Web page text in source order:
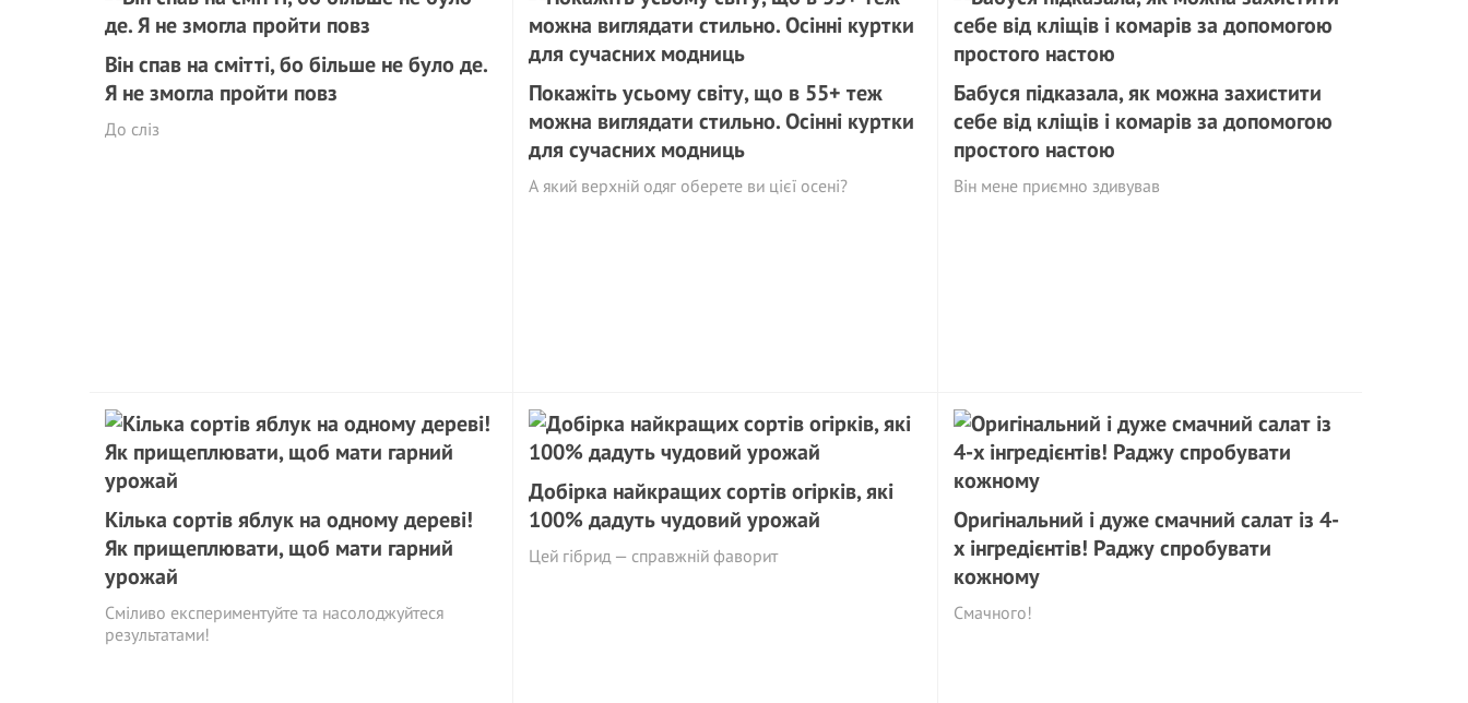
Він спав на смітті, бо більше не було де.
Я не змогла пройти повз
До сліз
Покажіть усьому світу, що в 55+ теж
можна виглядати стильно. Осінні куртки
для сучасних модниць
А який верхній одяг оберете ви цієї осені?
Бабуся підказала, як можна захистити
себе від кліщів і комарів за допомогою
простого настою
Він мене приємно здивував
Кілька сортів яблук на одному дереві!
Як прищеплювати, щоб мати гарний
урожай
Сміливо експериментуйте та насолоджуйтеся
результатами!
Добірка найкращих сортів огірків, які
100% дадуть чудовий урожай
Цей гібрид — справжній фаворит
Оригінальний і дуже смачний салат із 4-
х інгредієнтів! Раджу спробувати
кожному
Смачного!